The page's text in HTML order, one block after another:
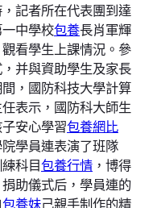
記者所在代表團到達
中學校包養長肖軍輝
看學生上課情況。參
并與資助學生及家長
，國防科技大學計算
表示，國防科大師生
安心學習包養網比
學員連表演了班隊
科目包養行情 ，博得
助儀式后，學員連的
包養妹己親手制作的精